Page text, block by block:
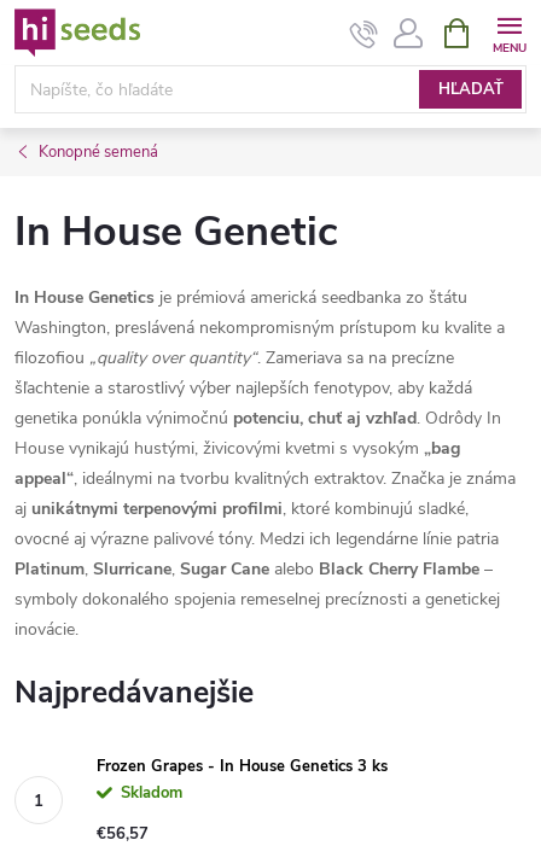
Prejsť
na
obsah
HĽADAŤ
KOŠÍK
Konopné semená
In House Genetic
In House Genetics je prémiová americká seedbanka zo štátu
Washington, preslávená nekompromisným prístupom ku kvalite a
filozofiou „quality over quantity“. Zameriava sa na precízne
šľachtenie a starostlivý výber najlepších fenotypov, aby každá
genetika ponúkla výnimočnú potenciu, chuť aj vzhľad. Odrôdy In
House vynikajú hustými, živicovými kvetmi s vysokým „bag
appeal“, ideálnymi na tvorbu kvalitných extraktov. Značka je známa
aj unikátnymi terpenovými profilmi, ktoré kombinujú sladké,
ovocné aj výrazne palivové tóny. Medzi ich legendárne línie patria
Platinum, Slurricane, Sugar Cane alebo Black Cherry Flambe –
symboly dokonalého spojenia remeselnej precíznosti a genetickej
inovácie.
Najpredávanejšie
Frozen Grapes - In House Genetics 3 ks
Skladom
€56,57